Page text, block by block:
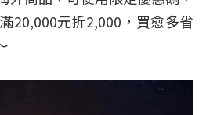
20,000元折2,000，買愈多省